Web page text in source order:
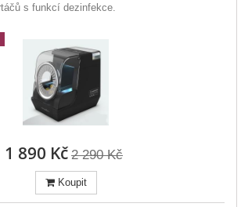
s funkcí dezinfekce.
1 890 Kč 2 290 Kč
Koupit